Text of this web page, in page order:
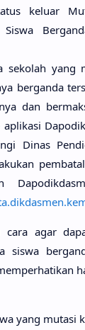
keluar
Siswa
sekolah yang
berganda
dan
aplikasi
Dinas
cara agar
siswa
yang mutasi